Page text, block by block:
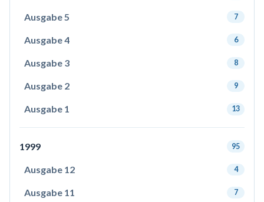
Ausgabe 5 7
Ausgabe 4 6
Ausgabe 3 8
Ausgabe 2 9
Ausgabe 1 13
1999 95
Ausgabe 12 4
Ausgabe 11 7